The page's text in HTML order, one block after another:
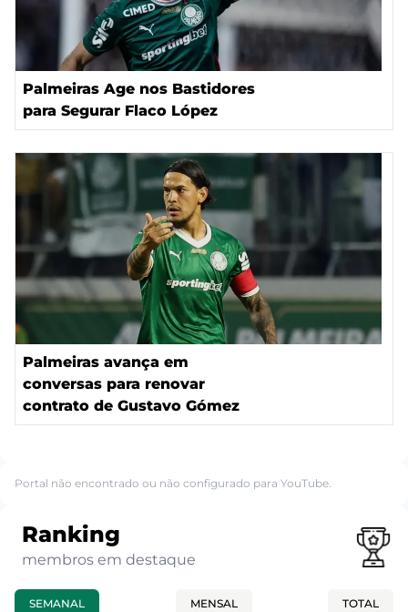
Palmeiras Age nos Bastidores
para Segurar Flaco López
Palmeiras avança em
conversas para renovar
contrato de Gustavo Gómez
Portal não encontrado ou não configurado para YouTube.
Ranking
membros em destaque
SEMANAL MENSAL TOTAL